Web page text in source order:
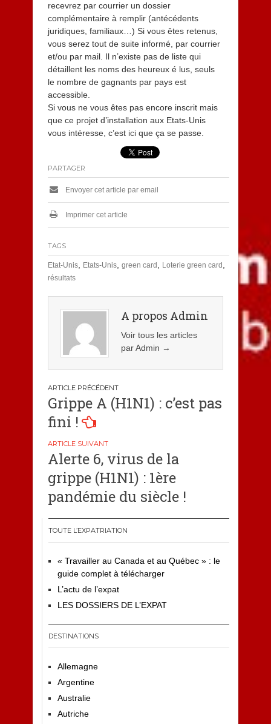
recevrez par courrier un dossier
complémentaire à remplir (antécédents
juridiques, familiaux…) Si vous êtes retenus,
vous serez tout de suite informé, par courrier
et/ou par mail. Il n’existe pas de liste qui
détaillent les noms des heureux é lus, seuls
le nombre de gagnants par pays est
accessible.
Si vous ne vous êtes pas encore inscrit mais
que ce projet d’installation aux Etats-Unis
vous intéresse, c’est icique ça se passe.
PARTAGER
Envoyer cet article par email
Imprimer cet article
TAGS
Etat-Unis, Etats-Unis, green card Loterie green card
résultats
A propos Admin
Voir tous les articles
par Admin →
Navigation
de
l’article
Grippe A (H1N1) : c’est pas
fini !
Alerte 6, virus de la
grippe (H1N1) : 1ère
pandémie du siècle !
TOUTE L’EXPATRIATION
« Travailler au Canada et au Québec » : le
guide complet à télécharger
L’actu de l’expat
LES DOSSIERS DE L’EXPAT
DESTINATIONS
Allemagne
Argentine
Australie
Autriche